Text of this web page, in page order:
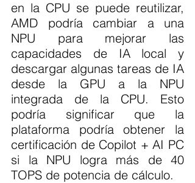
en la CPU se puede reutilizar,
AMD podría cambiar a una
NPU para mejorar las
capacidades de IA local y
descargar algunas tareas de IA
desde la GPU a la NPU
integrada de la CPU. Esto
podría significar que la
plataforma podría obtener la
certificación de Copilot + AI PC
si la NPU logra más de 40
TOPS de potencia de cálculo.